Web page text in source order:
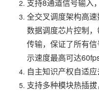
支持8通道信号输入
全交叉调度架构高
数据调度芯片控制
传输，保证了所有
示速度最高可达
自主知识产权自适
支持多种模块热插